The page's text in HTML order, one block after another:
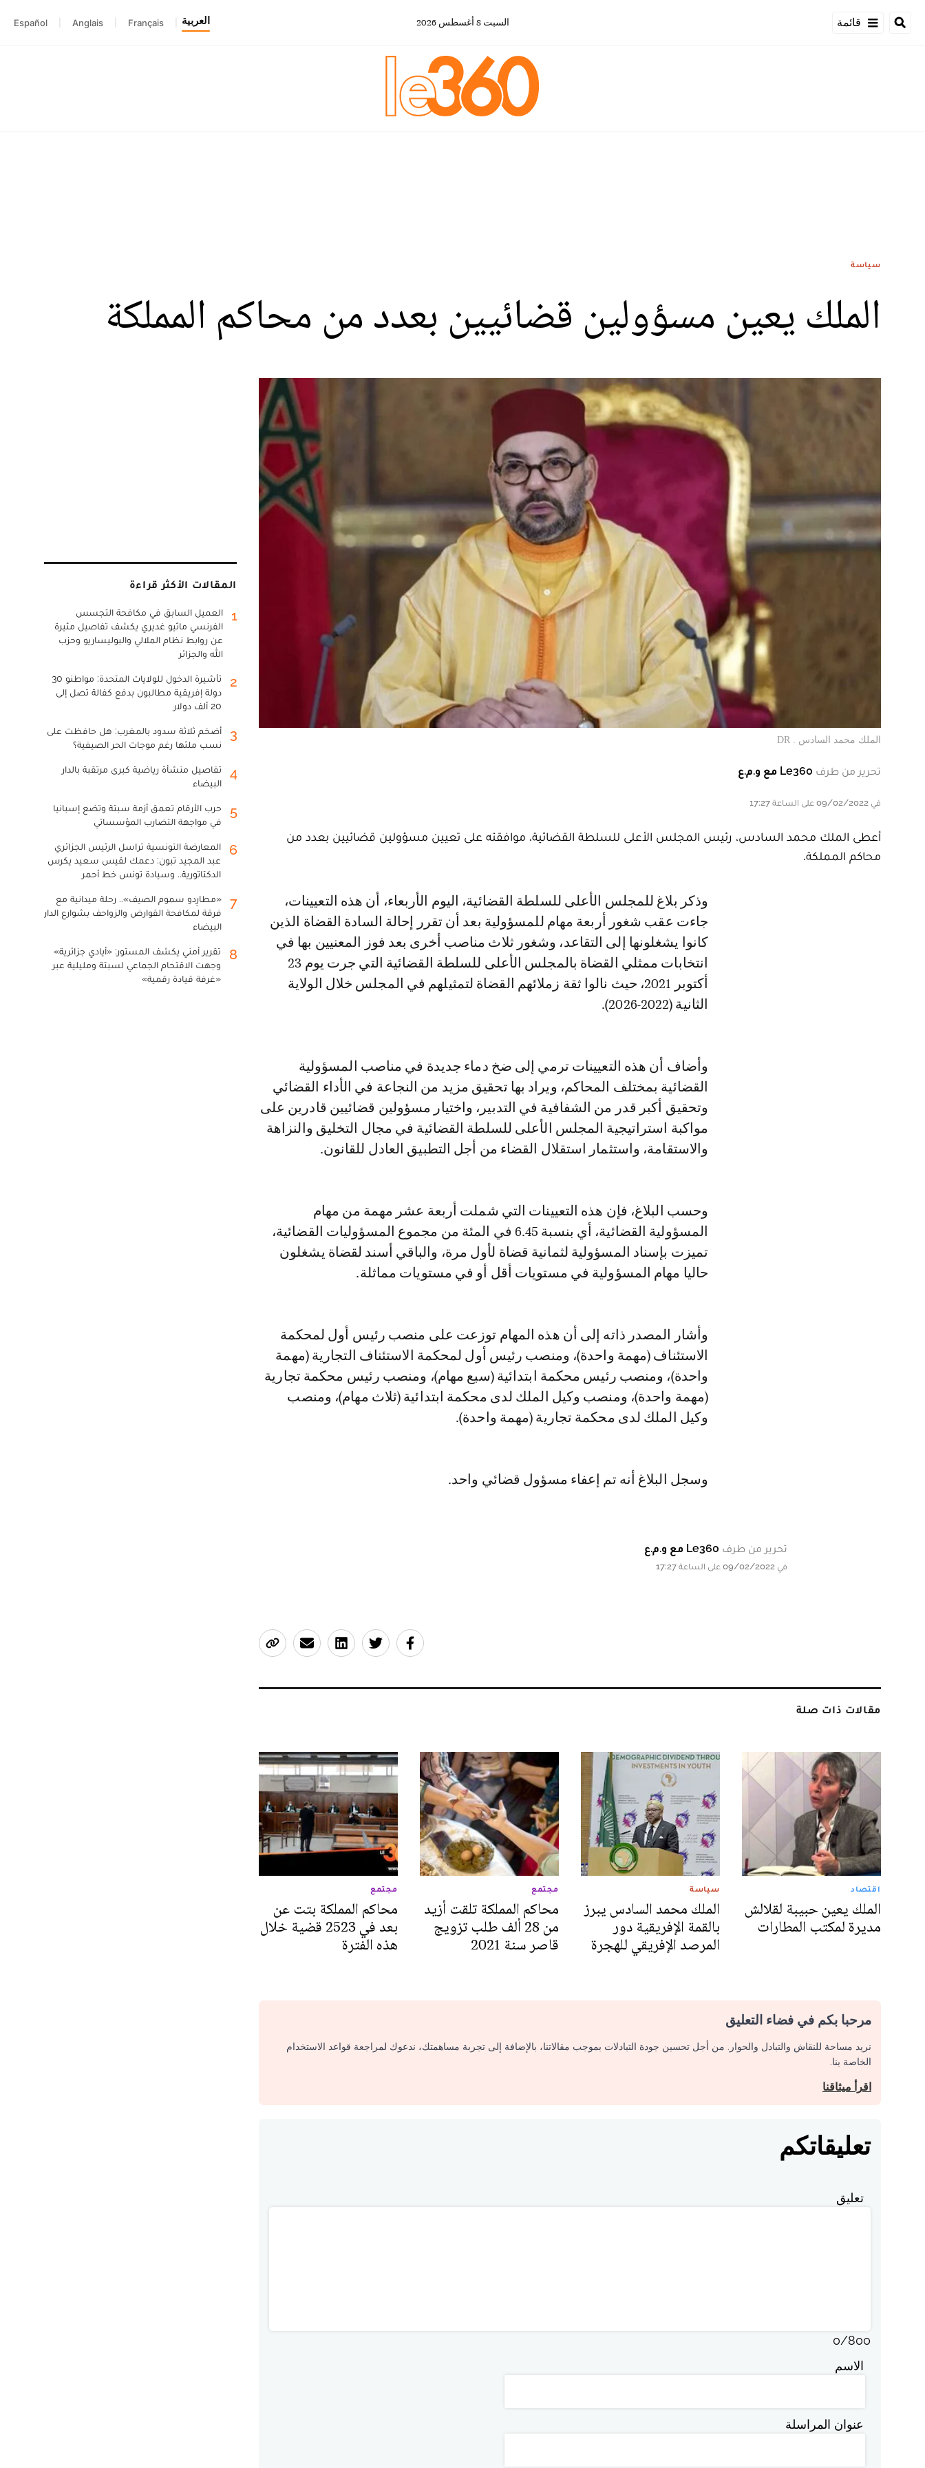
قائمة السبت 8 أغسطس 2026 العربية Français
Anglais
Español
سياسة
الملك يعين مسؤولين قضائيين بعدد من محاكم المملكة
الملك محمد السادس . DR
تحرير من طرف Le360 مع و.م.ع
في 09/02/2022 على الساعة 17:27
أعطى الملك محمد السادس، رئيس المجلس الأعلى للسلطة القضائية، موافقته على تعيين مسؤولين قضائيين بعدد من
محاكم المملكة.
وذكر بلاغ للمجلس الأعلى للسلطة القضائية، اليوم الأربعاء، أن هذه التعيينات،
جاءت عقب شغور أربعة مهام للمسؤولية بعد أن تقرر إحالة السادة القضاة الذين
كانوا يشغلونها إلى التقاعد، وشغور ثلاث مناصب أخرى بعد فوز المعنيين بها في
انتخابات ممثلي القضاة بالمجلس الأعلى للسلطة القضائية التي جرت يوم 23
أكتوبر 2021، حيث نالوا ثقة زملائهم القضاة لتمثيلهم في المجلس خلال الولاية
الثانية (2022-2026).
وأضاف أن هذه التعيينات ترمي إلى ضخ دماء جديدة في مناصب المسؤولية
القضائية بمختلف المحاكم، ويراد بها تحقيق مزيد من النجاعة في الأداء القضائي
وتحقيق أكبر قدر من الشفافية في التدبير، واختيار مسؤولين قضائيين قادرين على
مواكبة استراتيجية المجلس الأعلى للسلطة القضائية في مجال التخليق والنزاهة
والاستقامة، واستثمار استقلال القضاء من أجل التطبيق العادل للقانون.
وحسب البلاغ، فإن هذه التعيينات التي شملت أربعة عشر مهمة من مهام
المسؤولية القضائية، أي بنسبة 6.45 في المئة من مجموع المسؤوليات القضائية،
تميزت بإسناد المسؤولية لثمانية قضاة لأول مرة، والباقي أسند لقضاة يشغلون
حاليا مهام المسؤولية في مستويات أقل أو في مستويات مماثلة.
وأشار المصدر ذاته إلى أن هذه المهام توزعت على منصب رئيس أول لمحكمة
الاستئناف (مهمة واحدة)، ومنصب رئيس أول لمحكمة الاستئناف التجارية (مهمة
واحدة)، ومنصب رئيس محكمة ابتدائية (سبع مهام)، ومنصب رئيس محكمة تجارية
(مهمة واحدة)، ومنصب وكيل الملك لدى محكمة ابتدائية (ثلاث مهام)، ومنصب
وكيل الملك لدى محكمة تجارية (مهمة واحدة).
وسجل البلاغ أنه تم إعفاء مسؤول قضائي واحد.
تحرير من طرف Le360 مع و.م.ع
في 09/02/2022 على الساعة 17:27
مقالات ذات صلة
اقتصاد
الملك يعين حبيبة لقلالش
مديرة لمكتب المطارات
سياسة
الملك محمد السادس يبرز
بالقمة الإفريقية دور
المرصد الإفريقي للهجرة
مجتمع
محاكم المملكة تلقت أزيد
من 28 ألف طلب تزويج
قاصر سنة 2021
مجتمع
محاكم المملكة بتت عن
بعد في 2523 قضية خلال
هذه الفترة
مرحبا بكم في فضاء التعليق
نريد مساحة للنقاش والتبادل والحوار. من أجل تحسين جودة التبادلات بموجب مقالاتنا، بالإضافة إلى تجربة مساهمتك، ندعوك لمراجعة قواعد الاستخدام
الخاصة بنا.
اقرأ ميثاقنا
تعليقاتكم
تعليق
0/800
الاسم
عنوان المراسلة
المقالات الأكثر قراءة
1
العميل السابق في مكافحة التجسس
الفرنسي ماثيو غديري يكشف تفاصيل مثيرة
عن روابط نظام الملالي والبوليساريو وحزب
الله والجزائر
2
تأشيرة الدخول للولايات المتحدة: مواطنو 30
دولة إفريقية مطالبون بدفع كفالة تصل إلى
20 ألف دولار
3
أضخم ثلاثة سدود بالمغرب: هل حافظت على
نسب ملئها رغم موجات الحر الصيفية؟
4
تفاصيل منشأة رياضية كبرى مرتقبة بالدار
البيضاء
5
حرب الأرقام تعمق أزمة سبتة وتضع إسبانيا
في مواجهة التضارب المؤسساتي
6
المعارضة التونسية تراسل الرئيس الجزائري
عبد المجيد تبون: دعمك لقيس سعيد يكرس
الدكتاتورية.. وسيادة تونس خط أحمر
7
«مطارِدو سموم الصيف».. رحلة ميدانية مع
فرقة لمكافحة القوارض والزواحف بشوارع الدار
البيضاء
8
تقرير أمني يكشف المستور: «أيادي جزائرية»
وجهت الاقتحام الجماعي لسبتة ومليلية عبر
«غرفة قيادة رقمية»